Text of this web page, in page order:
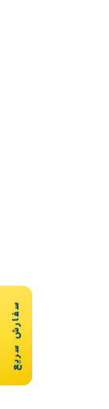
سفارش سریع